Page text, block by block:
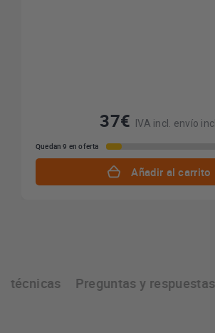
37€ IVA incl. envío incl.
Quedan 9 en oferta
Añadir al carrito
técnicas Preguntas y respuestas